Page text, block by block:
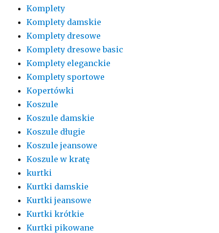
Komplety
Komplety damskie
Komplety dresowe
Komplety dresowe basic
Komplety eleganckie
Komplety sportowe
Kopertówki
Koszule
Koszule damskie
Koszule długie
Koszule jeansowe
Koszule w kratę
kurtki
Kurtki damskie
Kurtki jeansowe
Kurtki krótkie
Kurtki pikowane